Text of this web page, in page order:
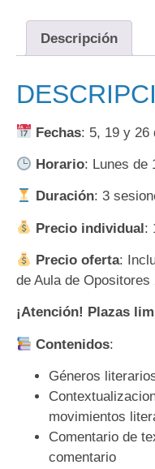
Descripción
Fechas: 5, 19 y 26
Horario: Lunes de
Duración: 3
Precio individual:
Precio oferta:
de Aula de Opositores
¡Atención! Plazas
Contenidos:
Géneros
movimientos
Comentario de
comentario